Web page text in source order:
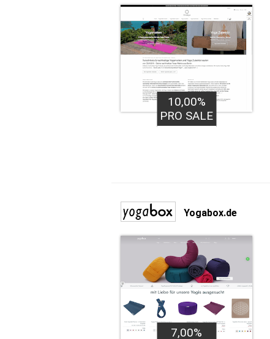
10,00%
PRO SALE
Yogabox.de
7,00%